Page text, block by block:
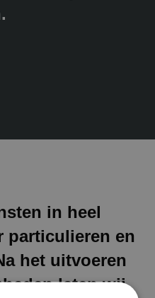
in heel
particulieren en
het uitvoeren
laten wij